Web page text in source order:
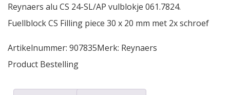
Reynaers alu CS 24-SL/AP vulblokje 061.7824.
Fuellblock CS Filling piece 30 x 20 mm met 2x schroef
Artikelnummer: 907835Merk: Reynaers
Product Bestelling